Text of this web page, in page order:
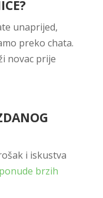
unaprijed,
preko chata.
novac prije
i iskustva
ponude brzih